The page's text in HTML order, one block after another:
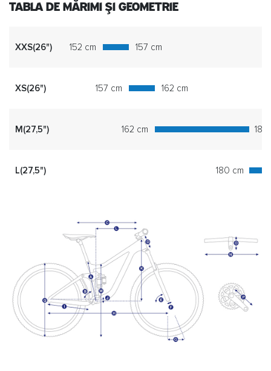
TABLA DE MĂRIMI ȘI GEOMETRIE
XXS(26") 152 cm 157 cm
XS(26") 157 cm 162 cm
M(27,5") 162 cm 180
L(27,5") 180 cm